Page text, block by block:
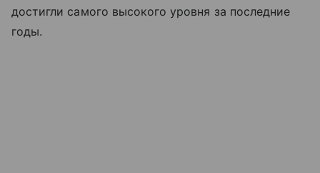
достигли самого высокого уровня за последние
годы.